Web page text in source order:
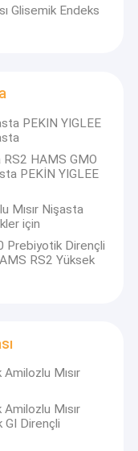
Glisemik Endeks
PEKIN YIGLEE
HAMS GMO
PEKİN YIGLEE
Mısır Nişasta
için
Prebiyotik Dirençli
RS2 Yüksek
Mısır
Mısır
GI Dirençli